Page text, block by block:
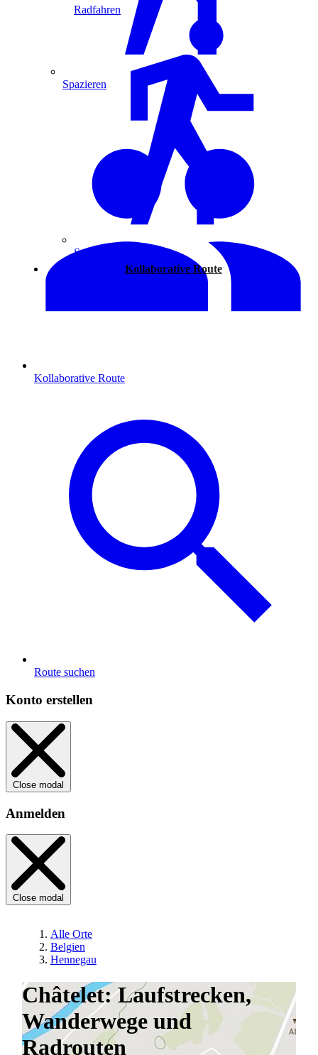
Radfahren
Spazieren
Kollaborative Route
Spazieren
Kollaborative Route
Route suchen
Konto erstellen
Close modal
Anmelden
Close modal
Alle Orte
Belgien
Hennegau
Châtelet: Laufstrecken,
Wanderwege und
Radrouten